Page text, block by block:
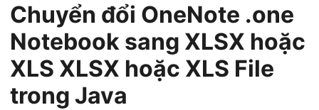
Chuyển đổi OneNote .one
Notebook sang XLSX hoặc
XLS XLSX hoặc XLS File
trong Java